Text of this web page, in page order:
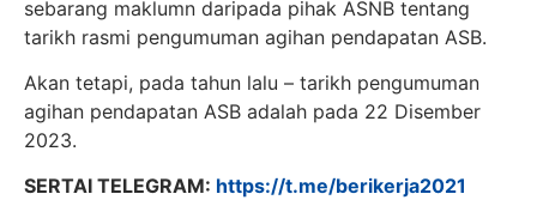
sebarang maklumn daripada pihak ASNB tentang
tarikh rasmi pengumuman agihan pendapatan ASB.
Akan tetapi, pada tahun lalu – tarikh pengumuman
agihan pendapatan ASB adalah pada 22 Disember
2023.
SERTAI TELEGRAM: https://t.me/berikerja2021